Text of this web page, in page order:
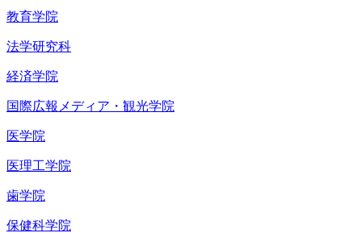
教育学院
法学研究科
経済学院
国際広報メディア・観光学院
医学院
医理工学院
歯学院
保健科学院